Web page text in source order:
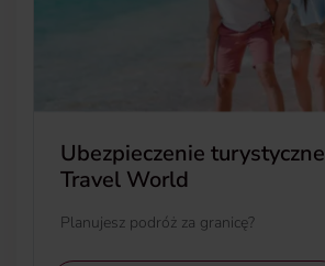
Ubezpieczenie turystyczne
Travel World
Planujesz podróż za granicę?